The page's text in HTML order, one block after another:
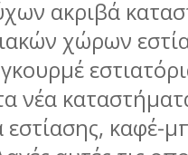
ακριβά
χώρων
νέα
καφέ-